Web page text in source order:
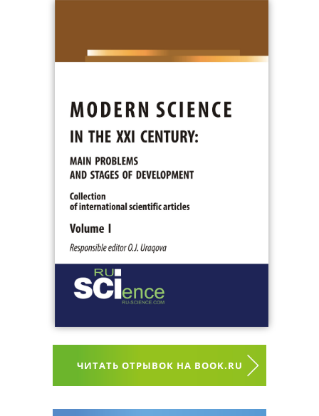
ЧИТАТЬ ОТРЫВОК НА BOOK.RU